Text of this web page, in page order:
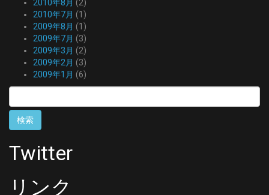
2010年8月 (2)
2010年7月 (1)
2009年8月 (1)
2009年7月 (3)
2009年3月 (2)
2009年2月 (3)
2009年1月 (6)
索:
Twitter
リンク